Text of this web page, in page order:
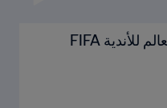
حفل جوائز adidas | كأس العالم للأندية FIFA